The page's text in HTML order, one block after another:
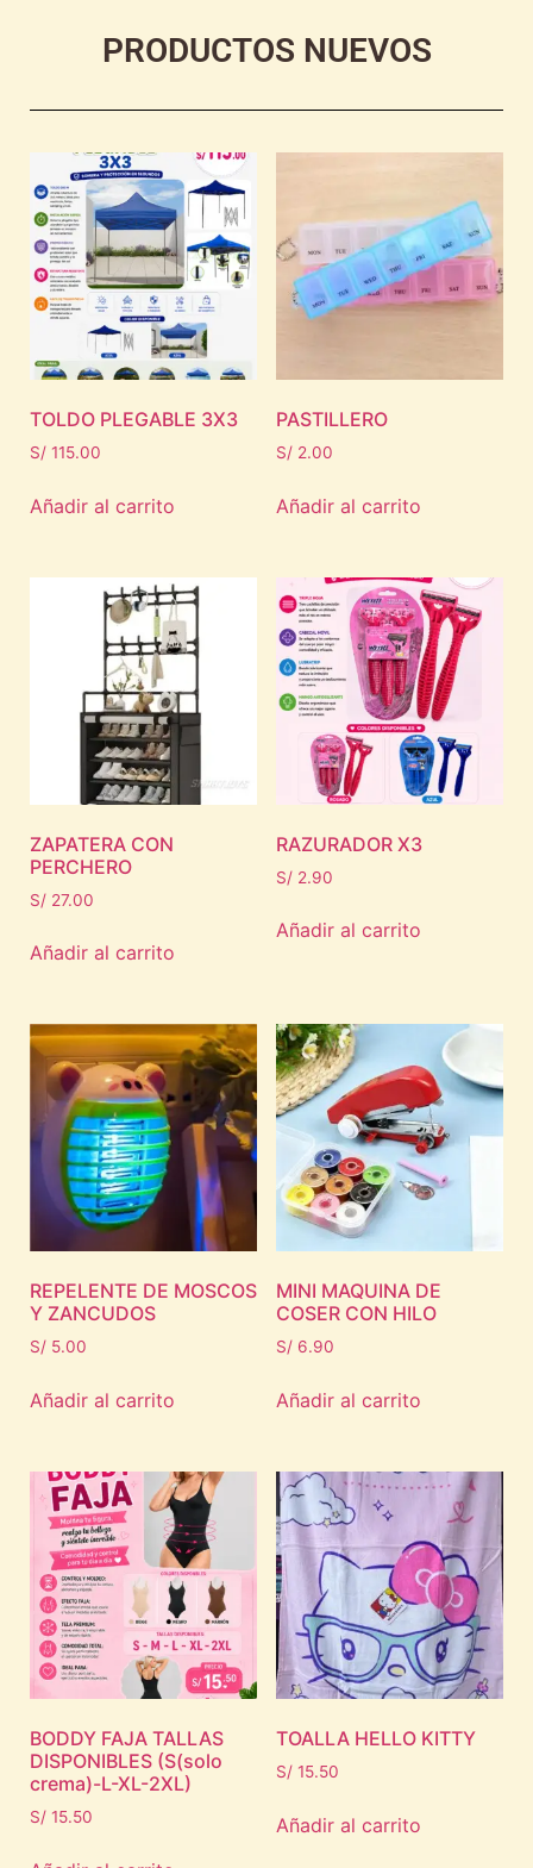
PRODUCTOS NUEVOS
TOLDO PLEGABLE 3X3
S/ 115.00
Añadir al carrito
PASTILLERO
S/2.00
Añadir al carrito
ZAPATERA CON
PERCHERO
S/ 27.00
Añadir al carrito
RAZURADOR X3
S/2.90
Añadir al carrito
REPELENTE DE MOSCOS
Y ZANCUDOS
S/ 5.00
Añadir al carrito
MINI MAQUINA DE
COSER CON HILO
S/6.90
Añadir al carrito
BODDY FAJA TALLAS
DISPONIBLES (S(solo
crema)-L-XL-2XL)
S/ 15.50
TOALLA HELLO KITTY
S/15.50
Añadir al carrito